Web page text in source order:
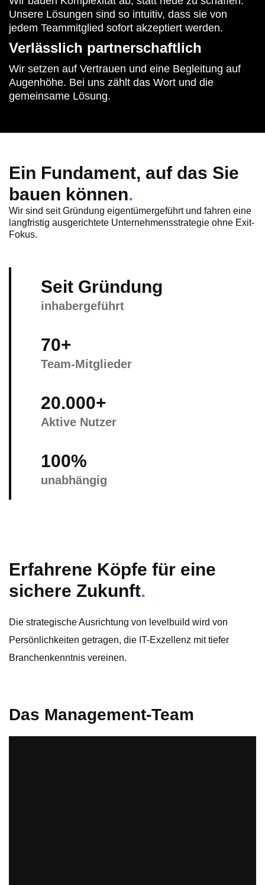
Unsere Lösungen sind so intuitiv, dass sie von
jedem Teammitglied sofort akzeptiert werden.
Verlässlich partnerschaftlich
Wir setzen auf Vertrauen und eine Begleitung auf
Augenhöhe. Bei uns zählt das Wort und die
gemeinsame Lösung.
Ein Fundament, auf das Sie
bauen können.
Wir sind seit Gründung eigentümergeführt und fahren eine
angfristig ausgerichtete Unternehmensstrategie ohne Exit-
Fokus.
Seit Gründung
inhabergeführt
70+
Team-Mitglieder
20.000+
Aktive Nutzer
100%
unabhängig
Erfahrene Köpfe für eine
sichere Zukunft.
Die strategische Ausrichtung von levelbuild wird von
Persönlichkeiten getragen, die IT-Exzellenz mit tiefer
Branchenkenntnis vereinen.
Das Management-Team